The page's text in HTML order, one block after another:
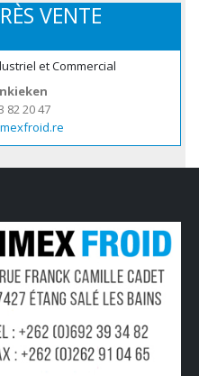
VENTE
et Commercial
82 20 47